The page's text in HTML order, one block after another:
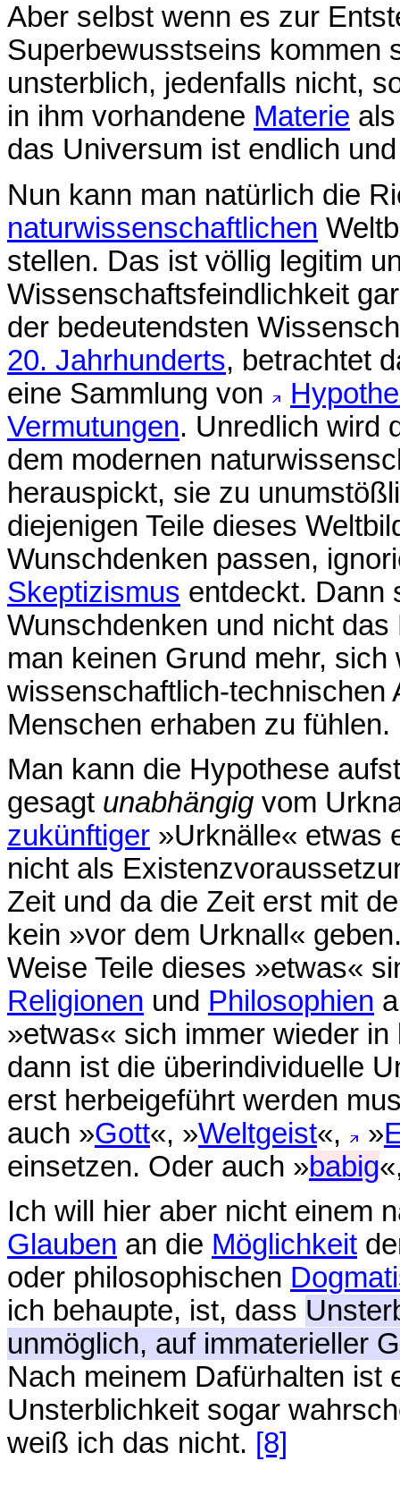
Aber selbst wenn es zur
Superbewusstseins kommen
unsterblich, jedenfalls nicht,
in ihm vorhandene Materie
das Universum ist endlich
Nun kann man natürlich die
naturwissenschaftlichen
stellen. Das ist völlig legitim
Wissenschaftsfeindlichkeit
der bedeutendsten
20. Jahrhunderts, betrachtet
eine Sammlung von
Vermutungen. Unredlich wird
dem modernen
herauspickt, sie zu
diejenigen Teile dieses
Wunschdenken passen,
Skeptizismus entdeckt. Dann
Wunschdenken und nicht
man keinen Grund mehr,
wissenschaftlich-
Menschen erhaben zu fühlen.
Man kann die Hypothese
gesagt unabhängig vom
zukünftiger »Urknälle« etwas
nicht als
Zeit und da die Zeit erst mit
kein »vor dem Urknall«
Weise Teile dieses »etwas«
Religionen und Philosophien
»etwas« sich immer wieder
dann ist die überindividuelle
erst herbeigeführt werden
auch »Gott«, »Weltgeist«, »
einsetzen. Oder auch »babig
Ich will hier aber nicht einem
Glauben an die Möglichkeit
oder philosophischen
ich behaupte, ist, dass
unmöglich, auf immaterieller
Nach meinem Dafürhalten ist
Unsterblichkeit sogar
weiß ich das nicht. [8]